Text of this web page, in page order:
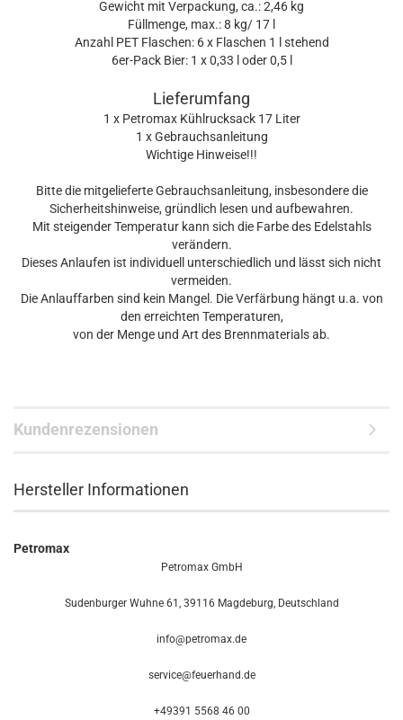
Gewicht mit Verpackung, ca.: 2,46 kg
Füllmenge, max.: 8 kg/ 17 l
Anzahl PET Flaschen: 6 x Flaschen 1 l stehend
6er-Pack Bier: 1 x 0,33 l oder 0,5 l
Lieferumfang
1 x Petromax Kühlrucksack 17 Liter
1 x Gebrauchsanleitung
Wichtige Hinweise!!!
Bitte die mitgelieferte Gebrauchsanleitung, insbesondere die
Sicherheitshinweise, gründlich lesen und aufbewahren.
Mit steigender Temperatur kann sich die Farbe des Edelstahls
verändern.
Dieses Anlaufen ist individuell unterschiedlich und lässt sich nicht
vermeiden.
Die Anlauffarben sind kein Mangel. Die Verfärbung hängt u.a. von
den erreichten Temperaturen,
von der Menge und Art des Brennmaterials ab.
Kundenrezensionen
Hersteller Informationen
Petromax
Petromax GmbH
Sudenburger Wuhne 61, 39116 Magdeburg, Deutschland
info@petromax.de
service@feuerhand.de
+49391 5568 46 00